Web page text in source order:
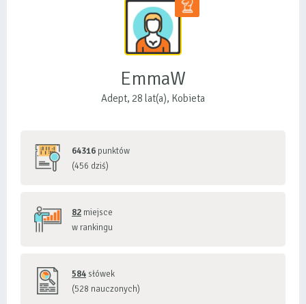
EmmaW
Adept, 28 lat(a), Kobieta
64316 punktów
(456 dziś)
82 miejsce
w rankingu
584 słówek
(528 nauczonych)